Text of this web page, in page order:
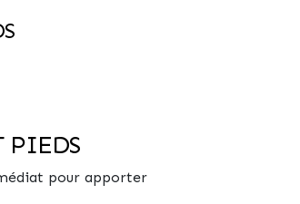
PIEDS
pour apporter